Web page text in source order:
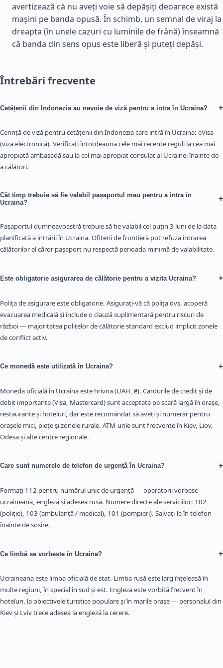
avertizează că nu aveți voie să depășiți deoarece există
mașini pe banda opusă. În schimb, un semnal de viraj la
dreapta (în unele cazuri cu luminile de frână) înseamnă
că banda din sens opus este liberă și puteți depăși.
Întrebări frecvente
Cetățenii din Indonezia au nevoie de viză pentru a intra în Ucraina? +
Cerință de viză pentru cetățenii din Indonezia care intră în Ucraina: eVisa
(viza electronică). Verificați întotdeauna cele mai recente reguli la cea mai
apropiată ambasadă sau la cel mai apropiat consulat al Ucrainei înainte de
a călători.
Cât timp trebuie să fie valabil pașaportul meu pentru a intra în
Ucraina?
+
Pașaportul dumneavoastră trebuie să fie valabil cel puțin 3 luni de la data
planificată a intrării în Ucraina. Ofițerii de frontieră pot refuza intrarea
călătorilor al căror pașaport nu respectă perioada minimă de valabilitate.
Este obligatorie asigurarea de călătorie pentru a vizita Ucraina? +
Polița de asigurare este obligatorie. Asigurați-vă că polița dvs. acoperă
evacuarea medicală și include o clauză suplimentară pentru riscuri de
război — majoritatea polițelor de călătorie standard exclud implicit zonele
de conflict activ.
Ce monedă este utilizată în Ucraina? +
Moneda oficială în Ucraina este hrivna (UAH, ₴). Cardurile de credit și de
debit importante (Visa, Mastercard) sunt acceptate pe scară largă în orașe,
restaurante și hoteluri, dar este recomandat să aveți și numerar pentru
orașele mici, piețe și zonele rurale. ATM-urile sunt frecvente în Kiev, Liov,
Odesa și alte centre regionale.
Care sunt numerele de telefon de urgență în Ucraina? +
Formați 112 pentru numărul unic de urgență — operatorii vorbesc
ucraineană, engleză și adesea rusă. Numere directe ale serviciilor: 102
(poliție), 103 (ambulanță / medical), 101 (pompieri). Salvați-le în telefon
înainte de sosire.
Ce limbă se vorbește în Ucraina? +
Ucraineana este limba oficială de stat. Limba rusă este larg înțeleasă în
multe regiuni, în special în sud și est. Engleza este vorbită frecvent în
hoteluri, la obiectivele turistice populare și în marile orașe — personalul din
Kiev și Lviv trece adesea la engleză la cerere.